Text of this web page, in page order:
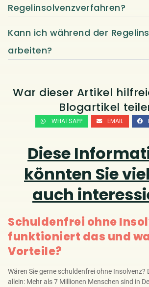
Regelinsolvenzverfahren?
Kann ich während der
arbeiten?
War dieser Artikel
Blogartikel
WHATSAPP EMAIL
Diese
könnten Sie
auch
Schuldenfrei ohne
funktioniert das und
Vorteile?
Wären Sie gerne schuldenfrei ohne Insolvenz?
allein: Mehr als 7 Millionen Menschen sind in